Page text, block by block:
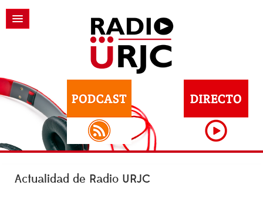
Actualidad de Radio URJC